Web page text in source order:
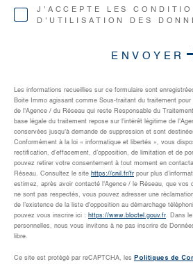
J'ACCEPTE LES
D'UTILISATION DES
ENVOYER
Les informations recueillies sur ce formulaire sont
Boite Immo agissant comme Sous-traitant du traitement
de l'Agence / du Réseau qui reste Responsable du
base légale du traitement repose sur l'intérêt légitime de
conservées jusqu'à demande de suppression et sont
Conformément à la loi « informatique et libertés », vous
rectification, d’effacement, d’opposition, de limitation et de
pouvez retirer votre consentement à tout moment en
Réseau. Consultez le site https://cnil.fr/fr pour plus
estimez, après avoir contacté l'Agence / le Réseau, que vos
ne sont pas respectés, vous pouvez adresser une
de l’existence de la liste d'opposition au démarchage
pouvez vous inscrire ici : https://www.bloctel.gouv.fr. Dans le
personnelles, nous vous invitons à ne pas inscrire de
libre.
Ce site est protégé par reCAPTCHA, les Politiques de